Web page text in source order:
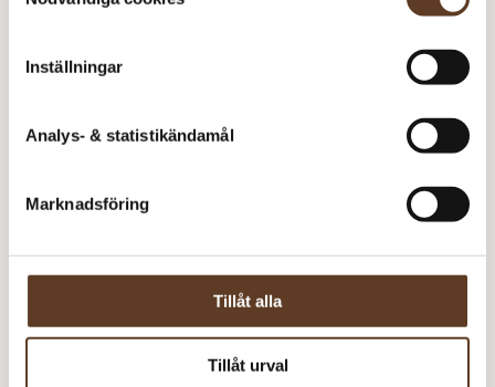
Inställningar
Analys- & statistikändamål
Marknadsföring
Tillåt alla
Tillåt urval